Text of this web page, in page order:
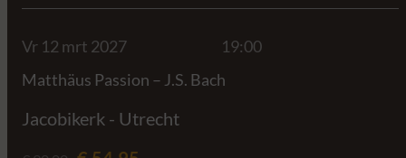
Vr 12 mrt 2027
19:00
Matthäus Passion – J.S. Bach
Jacobikerk - Utrecht